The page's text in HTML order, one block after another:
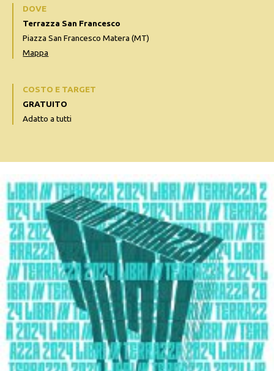
DOVE
Terrazza San Francesco
Piazza San Francesco Matera (MT)
Mappa
COSTO E TARGET
GRATUITO
Adatto a tutti